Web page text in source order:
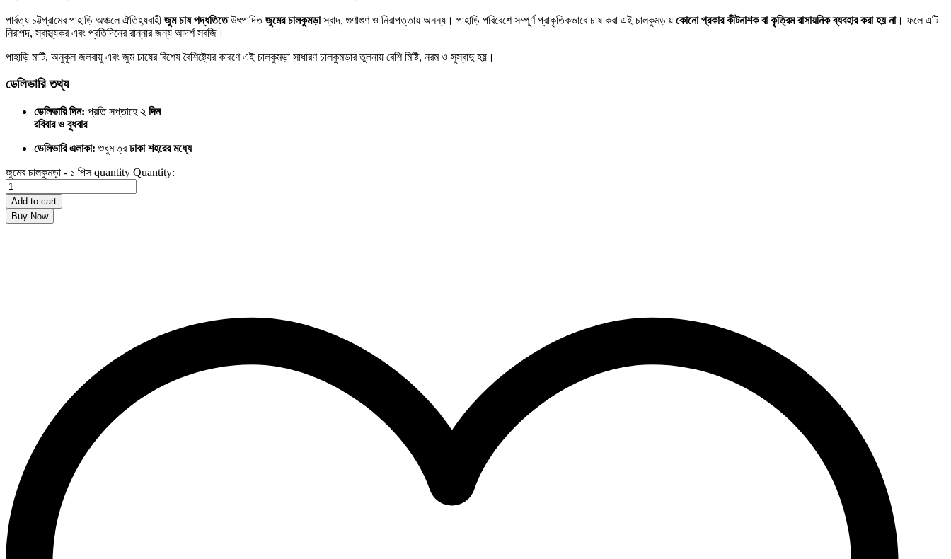
পার্বত্য চট্টগ্রামের পাহাড়ি অঞ্চলে ঐতিহ্যবাহী জুম চাষ পদ্ধতিতেউৎপাদিতজুমের চালকুমড়াস্বাদ, গুণাগুণ ও নিরাপত্তায় অনন্য। পাহাড়ি পরিবেশে সম্পূর্ণ প্রাকৃতিকভাবে চাষ করা এই চালকুমড়ায় কোনো প্রকার কীটনাশক বা কৃত্রিম রাসায়নিক ব্যবহার করা হয় না। ফলে এটি
নিরাপদ, স্বাস্থ্যকর এবং প্রতিদিনের রান্নার জন্য আদর্শ সবজি।
পাহাড়ি মাটি, অনুকূল জলবায়ু এবং জুম চাষের বিশেষ বৈশিষ্ট্যের কারণে এই চালকুমড়া সাধারণ চালকুমড়ার তুলনায় বেশি মিষ্টি, নরম ও সুস্বাদু হয়।
ডেলিভারি তথ্য
ডেলিভারি দিন: প্রতি সপ্তাহে২ দিন
রবিবার ও বুধবার
ডেলিভারি এলাকা: শুধুমাত্রঢাকা শহরের মধ্যে
জুমের চালকুমড়া - ১ পিস quantity Quantity:
Add to cart
Buy Now